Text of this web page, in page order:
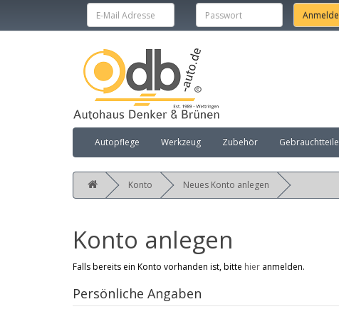
Autopflege Werkzeug Zubehör Gebrauchtteile
Konto Neues Konto anlegen
Konto anlegen
Falls bereits ein Konto vorhanden ist, bitte hier anmelden.
Persönliche Angaben